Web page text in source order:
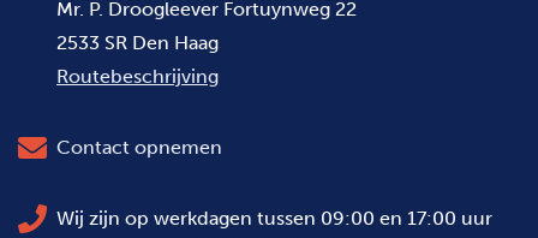
Mr. P. Droogleever Fortuynweg 22
2533 SR Den Haag
Routebeschrijving
Contact opnemen
Wij zijn op werkdagen tussen 09:00 en 17:00 uur